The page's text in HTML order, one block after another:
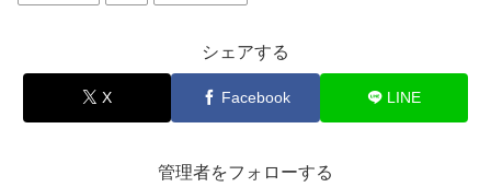
シェアする
X Facebook LINE
管理者をフォローする